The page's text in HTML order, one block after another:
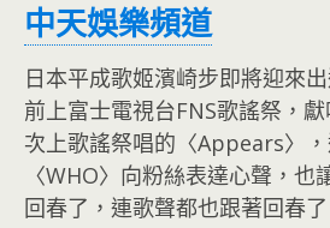
中天娛樂頻道
日本平成歌姬濱崎步即將迎來
前上富士電視台FNS歌謠祭，
次上歌謠祭唱的〈Appears〉
〈WHO〉向粉絲表達心聲，也
回春了，連歌聲都也跟著回春了